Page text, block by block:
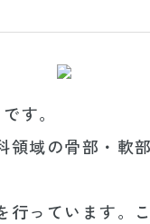
す。
域の骨部・軟
行っています。